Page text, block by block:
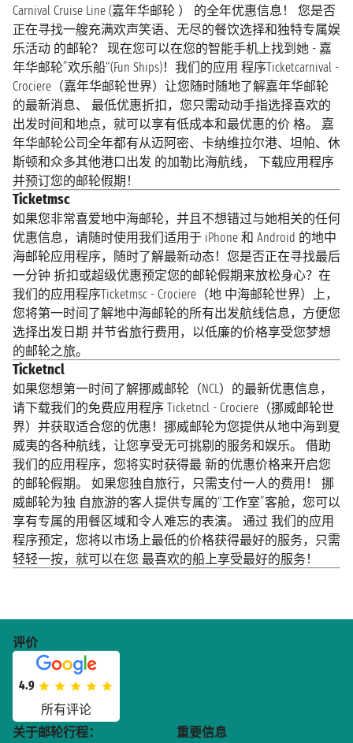
Carnival Cruise Line (嘉年华邮轮 ） 的全年优惠信息！ 您是否
正在寻找一艘充满欢声笑语、无尽的餐饮选择和独特专属娱
乐活动 的邮轮？ 现在您可以在您的智能手机上找到她 - 嘉
年华邮轮”欢乐船“(Fun Ships)！我们的应用 程序Ticketcarnival -
Crociere（嘉年华邮轮世界）让您随时随地了解嘉年华邮轮
的最新消息、 最低优惠折扣，您只需动动手指选择喜欢的
出发时间和地点，就可以享有低成本和最优惠的价 格。 嘉
年华邮轮公司全年都有从迈阿密、卡纳维拉尔港、坦帕、休
斯顿和众多其他港口出发 的加勒比海航线， 下载应用程序
并预​​订您的邮轮假期！
Ticketmsc
如果您非常喜爱地中海邮轮，并且不想错过与她相关的任何
优惠信息，请随时使用我们适用于 iPhone 和 Android 的地中
海邮轮应用程序，随时了解最新动态！您是否正在寻找最后
一分钟 折扣或超级优惠预定您的邮轮假期来放松身心？在
我们的应用程序Ticketmsc - Crociere（地 中海邮轮世界）上，
您将第一时间了解地中海邮轮的所有出发航线信息，方便您
选择出发日期 并节省旅行费用，以低廉的价格享受您梦想
的邮轮之旅。
Ticketncl
如果您想第一时间了解挪威邮轮（NCL）的最新优惠信息，
请下载我们的免费应用程序 Ticketncl - Crociere（挪威邮轮世
界）并获取适合您的优惠！挪威邮轮为您提供从地中海到夏
威夷的各种航线，让您享受无可挑剔的服务和娱乐。 借助
我们的应用程序，您将实时获得最 新的优惠价格来开启您
的邮轮假期。 如果您独自旅行，只需支付一人的费用！ 挪
威邮轮为独 自旅游的客人提供专属的“工作室”客舱，您可以
享有专属的用餐区域和令人难忘的表演。 通过 我们的应用
程序预定，您将以市场上最低的价格获得最好的服务，只需
轻轻一按，就可以在您 最喜欢的船上享受最好的服务！
评价
4.9
所有评论
关于邮轮行程：
重要信息